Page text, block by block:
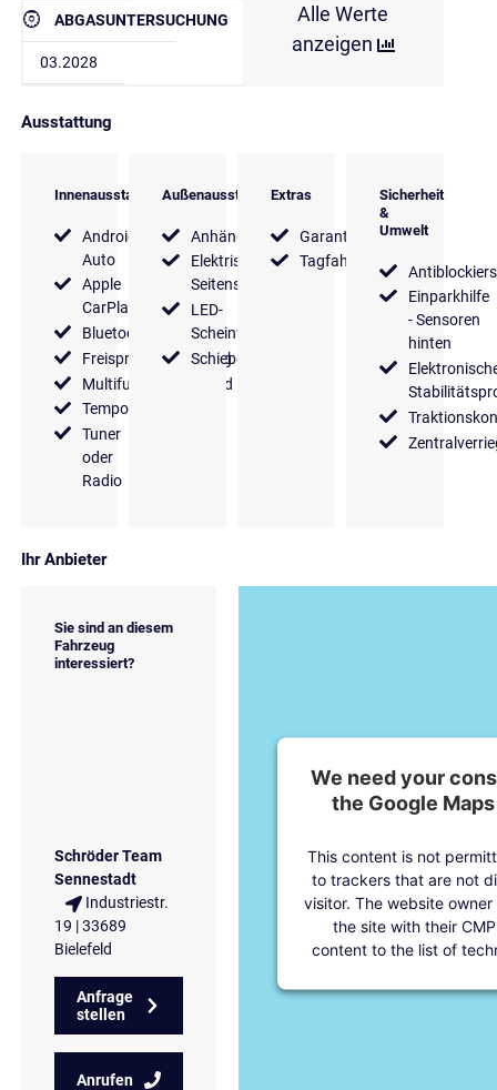
ABGASUNTERSUCHUNG
03.2028
Alle Werte
anzeigen
Ausstattung
Innenausstattung
Android
Auto
Apple
CarPlay
Bluetooth
Freisprecheinrichtung
Multifunktionslenkrad
Tempomat
Tuner
oder
Radio
Außenausstattung
Anhängerkupplung
Elektrische
Seitenspiegel
LED-
Scheinwerfer
Schiebetür
Extras
Garantie
Tagfahrlicht
Sicherheit
&
Umwelt
Einparkhilfe
- Sensoren
hinten
Ihr Anbieter
Sie sind an diesem
Fahrzeug
interessiert?
Schröder Team
Sennestadt
Industriestr.
19 | 33689
Bielefeld
Anfrage
stellen
Anrufen
We need your
the Google
This content is not
to trackers that are not
visitor. The website
the site with their
content to the list of